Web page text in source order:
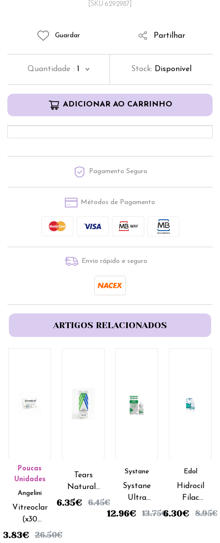
[SKU 6292987]
Guardar Partilhar
Quantidade : 1 Stock: Disponível
ADICIONAR AO CARRINHO
Pagamento Seguro
Métodos de Pagamento
Envio rápido e seguro
ARTIGOS RELACIONADOS
Poucas
Unidades
Angelini
Vitreoclar
(x30
comprimidos)
€ 26.50€
Tears
Naturale
II Colírio -
6.35€ 6.45€
Systane
Systane
Ultra
Solução
12.96€ 13.75€
Edol
Hidrocil
Filac
Colirio
6.30€ 8.95€